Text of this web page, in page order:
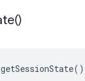
)
getSessionState()